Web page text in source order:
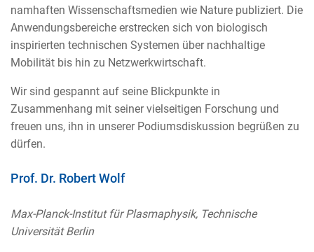
namhaften Wissenschaftsmedien wie Nature publiziert. Die
Anwendungsbereiche erstrecken sich von biologisch
inspirierten technischen Systemen über nachhaltige
Mobilität bis hin zu Netzwerkwirtschaft.
Wir sind gespannt auf seine Blickpunkte in
Zusammenhang mit seiner vielseitigen Forschung und
freuen uns, ihn in unserer Podiumsdiskussion begrüßen zu
dürfen.
Prof. Dr. Robert Wolf
Max-Planck-Institut für Plasmaphysik, Technische
Universität Berlin